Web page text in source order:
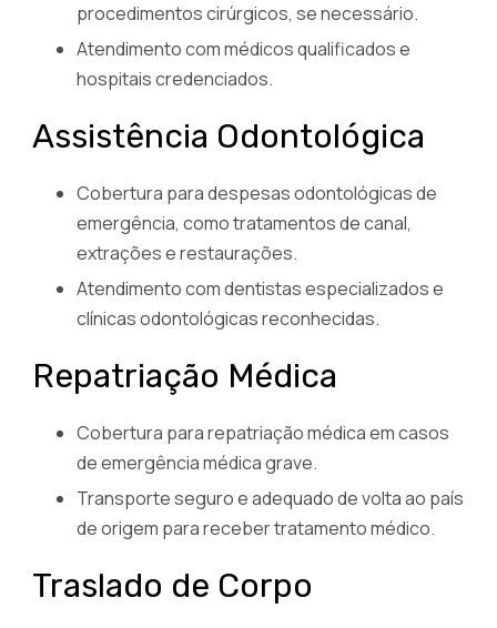
procedimentos cirúrgicos, se necessário.
Atendimento com médicos qualificados e
hospitais credenciados.
Assistência Odontológica
Cobertura para despesas odontológicas de
emergência, como tratamentos de canal,
extrações e restaurações.
Atendimento com dentistas especializados e
clínicas odontológicas reconhecidas.
Repatriação Médica
Cobertura para repatriação médica em casos
de emergência médica grave.
Transporte seguro e adequado de volta ao país
de origem para receber tratamento médico.
Traslado de Corpo